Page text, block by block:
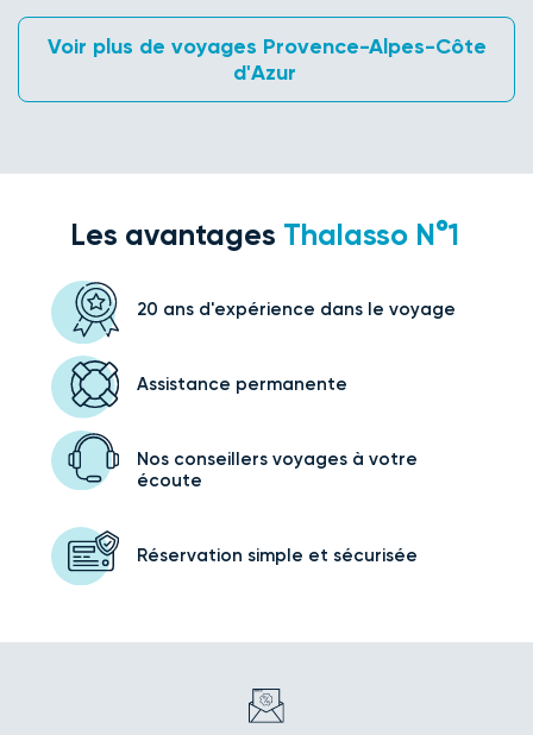
Voir plus de voyages Provence-Alpes-Côte
Les avantages Thalasso N°1
20 ans d'expérience dans le voyage
Assistance permanente
Nos conseillers voyagesà votre
écoute
Réservation simple et sécurisée